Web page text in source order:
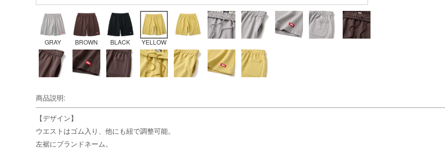
GRAY BROWN BLACK YELLOW
商品説明:
【デザイン】
ウエストはゴム入り、他にも紐で調整可能。
左裾にブランドネーム。